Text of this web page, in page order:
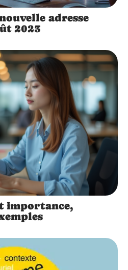
adresse
2023
importance,